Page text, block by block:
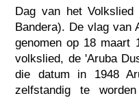
Dag van het
Bandera). De vlag van
genomen op 18 maart
volkslied, de 'Aruba
die datum in 1948
zelfstandig te